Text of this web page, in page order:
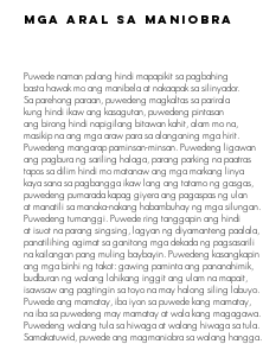
mga aral sa maniobra
Puwede naman palang hindi mapapikit sa pagbahing
basta hawak mo ang manibela at nakaapak sa silinyador.
Sa parehong paraan, puwedeng magkaltas sa parirala
kung hindi ikaw ang kasagutan, puwedeng pintasan
ang birong hindi napigilang bitawan kahit, alam mo na,
masikip na ang mga araw para sa alanganing mga hirit.
Puwedeng mangarap paminsan-minsan. Puwedeng ligawan
ang pagbura ng sariling halaga, parang parking na paatras
tapos sa dilim hindi mo matanaw ang mga markang linya
kaya sana sa pagbangga ikaw lang ang tatamo ng gasgas,
puwedeng pumarada kapag giyera ang pagaspas ng ulan
at manatili sa manaka-nakang habambuhay ng mga silungan.
Puwedeng tumanggi. Puwede ring tanggapin ang hindi
at isuot na parang singsing, lagyan ng diyamanteng paalala,
panatilihing agimat sa ganitong mga dekada ng pagsasarili
na kailangan pang muling baybayin. Puwedeng kasangkapin
ang mga binhi ng takot: gawing paminta ang pananahimik,
budburan ng walang lohikang inggit ang ulam na mapait,
isawsaw ang pagtingin sa toyo na may halong siling labuyo.
Puwede ang mamatay, iba iyon sa puwede kang mamatay,
na iba sa puwedeng may mamatay at wala kang magagawa.
Puwedeng walang tula sa hiwaga at walang hiwaga sa tula.
Samakatuwid, puwede ang magmaniobra sa walang hangga.